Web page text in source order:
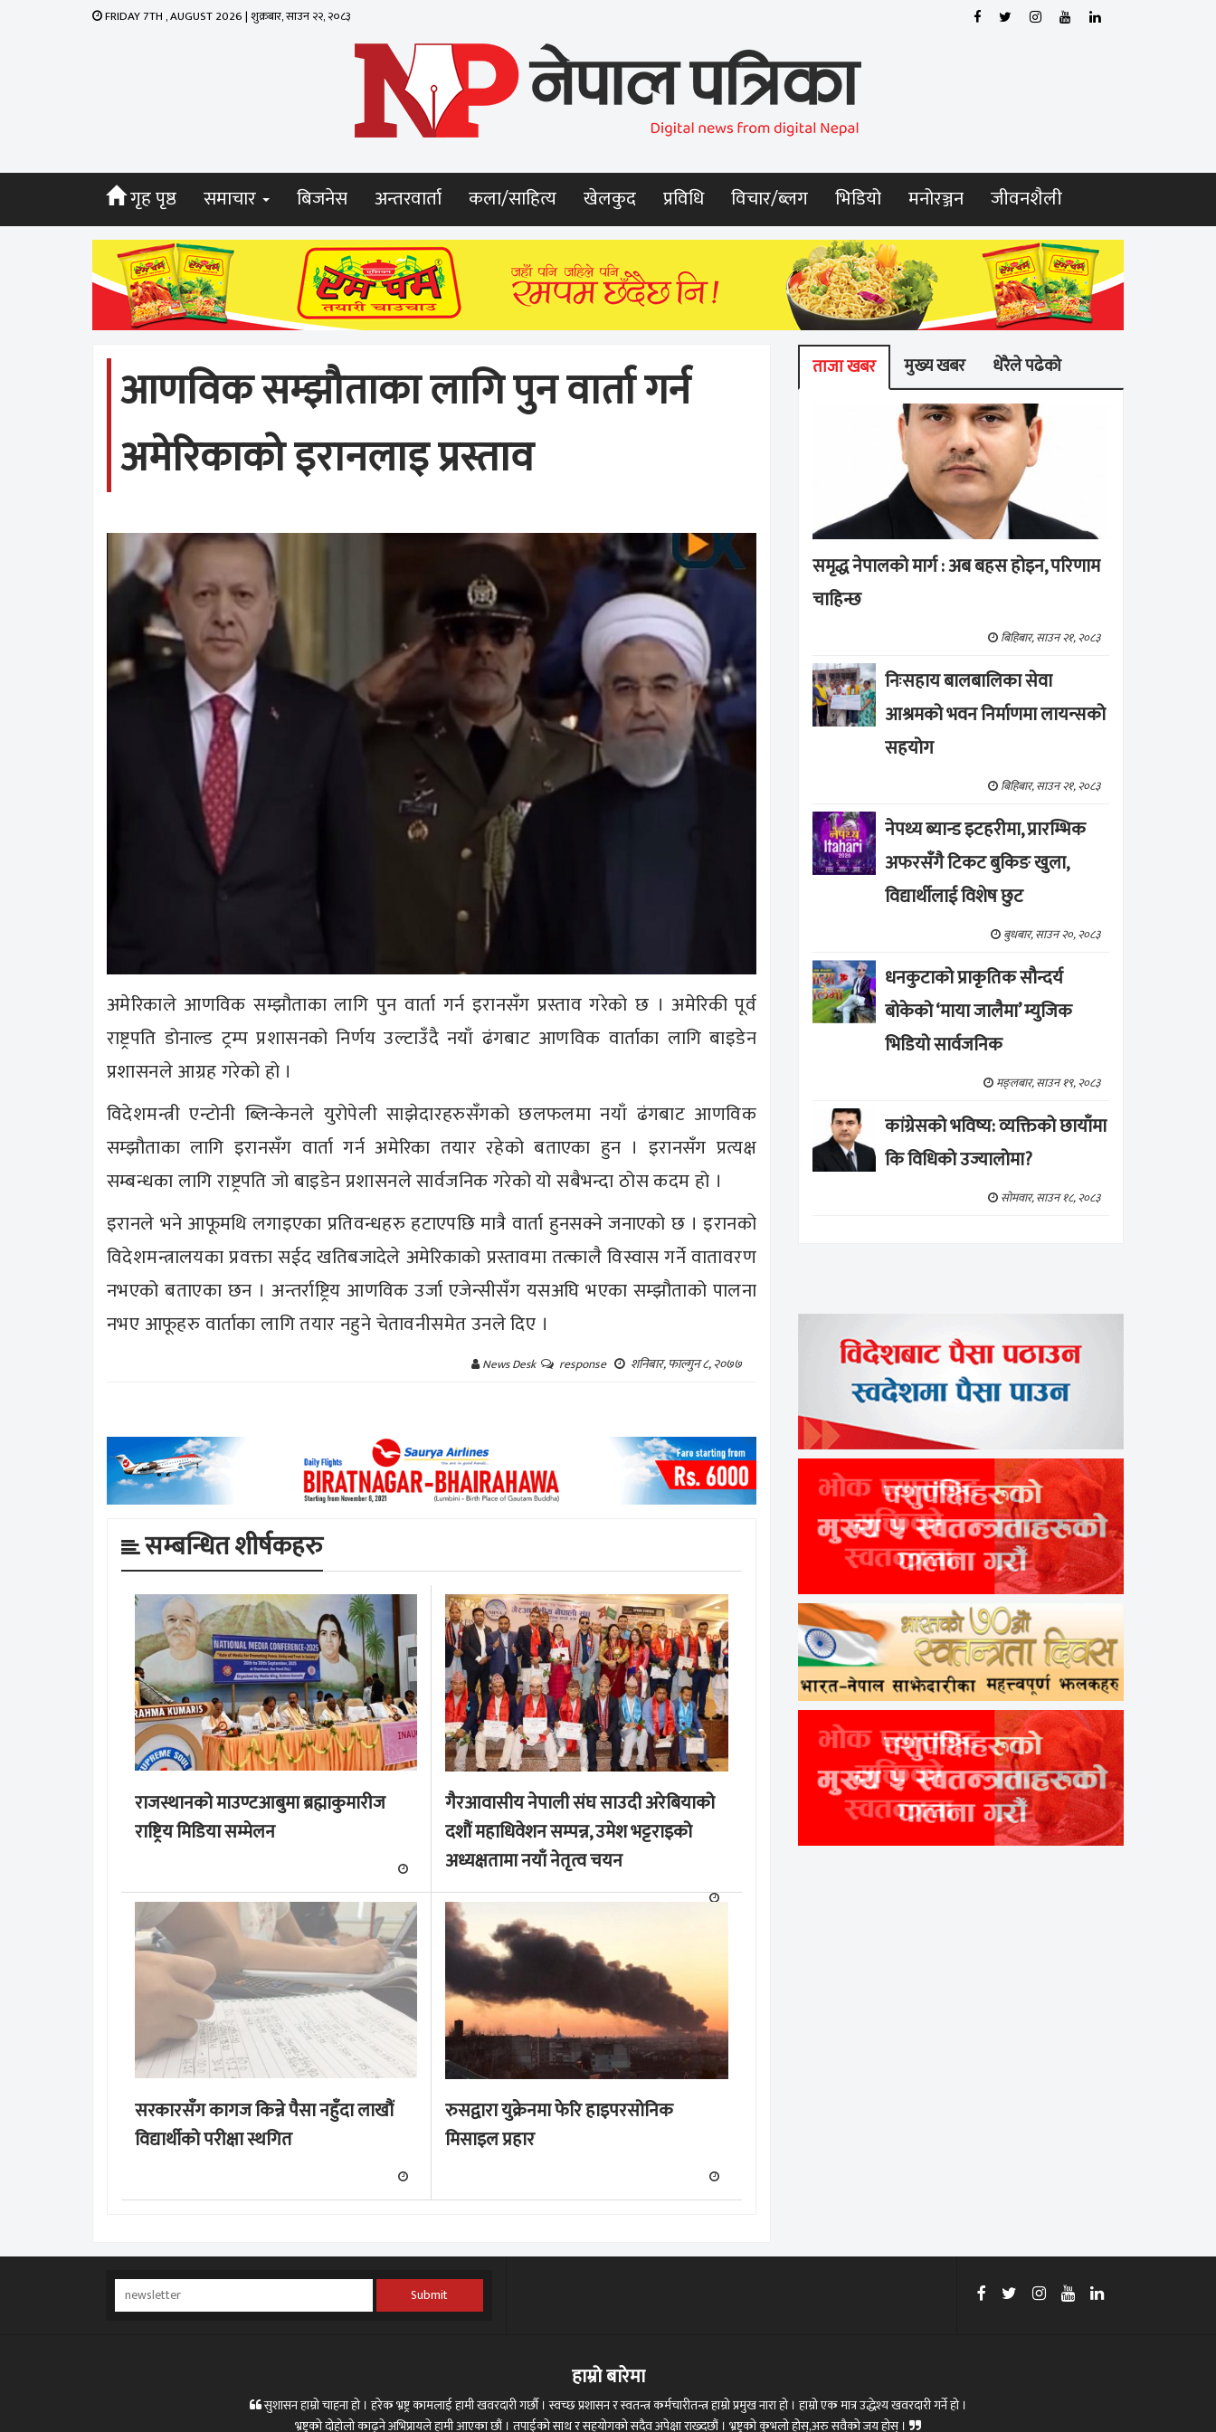
FRIDAY 7TH , AUGUST 2026 | शुक्रबार, साउन २२, २०८३
गृह पृष्ठ समाचार बिजनेस अन्तरवार्ता कला/साहित्य खेलकुद प्रविधि विचार/ब्लग भिडियो मनोरञ्जन जीवनशैली
आणविक सम्झौताका लागि पुन वार्ता गर्न
अमेरिकाको इरानलाइ प्रस्ताव
अमेरिकाले आणविक सम्झौताका लागि पुन वार्ता गर्न इरानसँग प्रस्ताव गरेको छ । अमेरिकी पूर्व
राष्ट्रपति डोनाल्ड ट्रम्प प्रशासनको निर्णय उल्टाउँदै नयाँ ढंगबाट आणविक वार्ताका लागि बाइडेन
प्रशासनले आग्रह गरेको हो ।
विदेशमन्त्री एन्टोनी ब्लिन्केनले युरोपेली साझेदारहरुसँगको छलफलमा नयाँ ढंगबाट आणविक
सम्झौताका लागि इरानसँग वार्ता गर्न अमेरिका तयार रहेको बताएका हुन । इरानसँग प्रत्यक्ष
सम्बन्धका लागि राष्ट्रपति जो बाइडेन प्रशासनले सार्वजनिक गरेको यो सबैभन्दा ठोस कदम हो ।
इरानले भने आफूमथि लगाइएका प्रतिवन्धहरु हटाएपछि मात्रै वार्ता हुनसक्ने जनाएको छ । इरानको
विदेशमन्त्रालयका प्रवक्ता सईद खतिबजादेले अमेरिकाको प्रस्तावमा तत्कालै विस्वास गर्ने वातावरण
नभएको बताएका छन । अन्तर्राष्ट्रिय आणविक उर्जा एजेन्सीसँग यसअघि भएका सम्झौताको पालना
नभए आफूहरु वार्ताका लागि तयार नहुने चेतावनीसमेत उनले दिए ।
News Desk response शनिबार, फाल्गुन ८, २०७७
सम्बन्धित शीर्षकहरु
राजस्थानको माउण्टआबुमा ब्रह्माकुमारीज
राष्ट्रिय मिडिया सम्मेलन
गैरआवासीय नेपाली संघ साउदी अरेबियाको
दशौं महाधिवेशन सम्पन्न, उमेश भट्टराइको
अध्यक्षतामा नयाँ नेतृत्व चयन
सरकारसँग कागज किन्ने पैसा नहुँदा लाखौं
विद्यार्थीको परीक्षा स्थगित
रुसद्वारा युक्रेनमा फेरि हाइपरसोनिक
मिसाइल प्रहार
ताजा खबर मुख्य खबर धेरैले पढेको
समृद्ध नेपालको मार्ग : अब बहस होइन, परिणाम
चाहिन्छ
बिहिबार, साउन २१, २०८३
निःसहाय बालबालिका सेवा
आश्रमको भवन निर्माणमा लायन्सको
सहयोग
बिहिबार, साउन २१, २०८३
नेपथ्य ब्यान्ड इटहरीमा, प्रारम्भिक
अफरसँगै टिकट बुकिङ खुला,
विद्यार्थीलाई विशेष छुट
बुधबार, साउन २०, २०८३
धनकुटाको प्राकृतिक सौन्दर्य
बोकेको ‘माया जालैमा’ म्युजिक
भिडियो सार्वजनिक
मङ्लबार, साउन १९, २०८३
कांग्रेसको भविष्य: व्यक्तिको छायाँमा
कि विधिको उज्यालोमा?
सोमवार, साउन १८, २०८३
Submit
हाम्रो बारेमा
सुशासन हाम्रो चाहना हो । हरेक भ्रष्ट्र कामलाई हामी खवरदारी गर्छौ । स्वच्छ प्रशासन र स्वतन्त्र कर्मचारीतन्त्र हाम्रो प्रमुख नारा हो । हाम्रो एक मात्र उद्धेश्य खवरदारी गर्ने हो ।
भ्रष्ट्रको दोहोलो काढ्ने अभिप्रायले हामी आएका छौं । तपाईको साथ र सहयोगको सदैव अपेक्षा राख्दछौं । भ्रष्ट्रको कुभलो होस्,अरु सवैको जय होस् ।